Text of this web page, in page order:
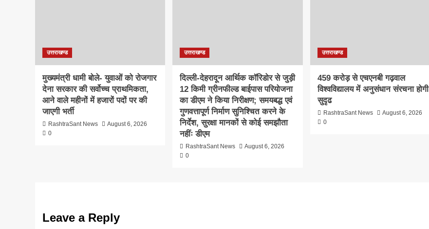
उत्तराखण्ड
मुख्यमंत्री धामी बोले- युवाओं को रोजगार
देना सरकार की सर्वोच्च प्राथमिकता,
आने वाले महीनों में हजारों पदों पर की
जाएगी भर्ती
RashtraSant News
August 6, 2026
0
उत्तराखण्ड
दिल्ली-देहरादून आर्थिक कॉरिडोर से जुड़ी
12 किमी ग्रीनफील्ड बाईपास परियोजना
का डीएम ने किया निरीक्षण; समयबद्ध एवं
गुणवत्तापूर्ण निर्माण सुनिश्चित करने के
निर्देश, सुरक्षा मानकों से कोई समझौता
नहींः डीएम
RashtraSant News
August 6, 2026
0
उत्तराखण्ड
459 करोड़ से एचएनबी गढ़वाल
विश्वविद्यालय में अनुसंधान संरचना होगी
सुदृढ
RashtraSant News
August 6, 2026
0
Leave a Reply